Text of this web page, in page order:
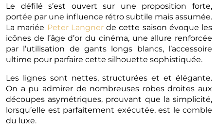
Le défilé s’est ouvert sur une proposition forte,
portée par une influence rétro subtile mais assumée.
La mariée Peter Langnerde cette saison évoque les
icônes de l’âge d’or du cinéma, une allure renforcée
par l’utilisation de gants longs blancs, l’accessoire
ultime pour parfaire cette silhouette sophistiquée.
Les lignes sont nettes, structurées et et élégante.
On a pu admirer de nombreuses robes droites aux
découpes asymétriques, prouvant que la simplicité,
lorsqu’elle est parfaitement exécutée, est le comble
du luxe.